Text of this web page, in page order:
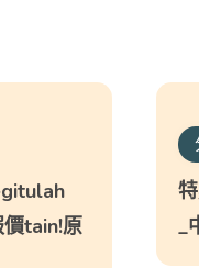
tain!原
_